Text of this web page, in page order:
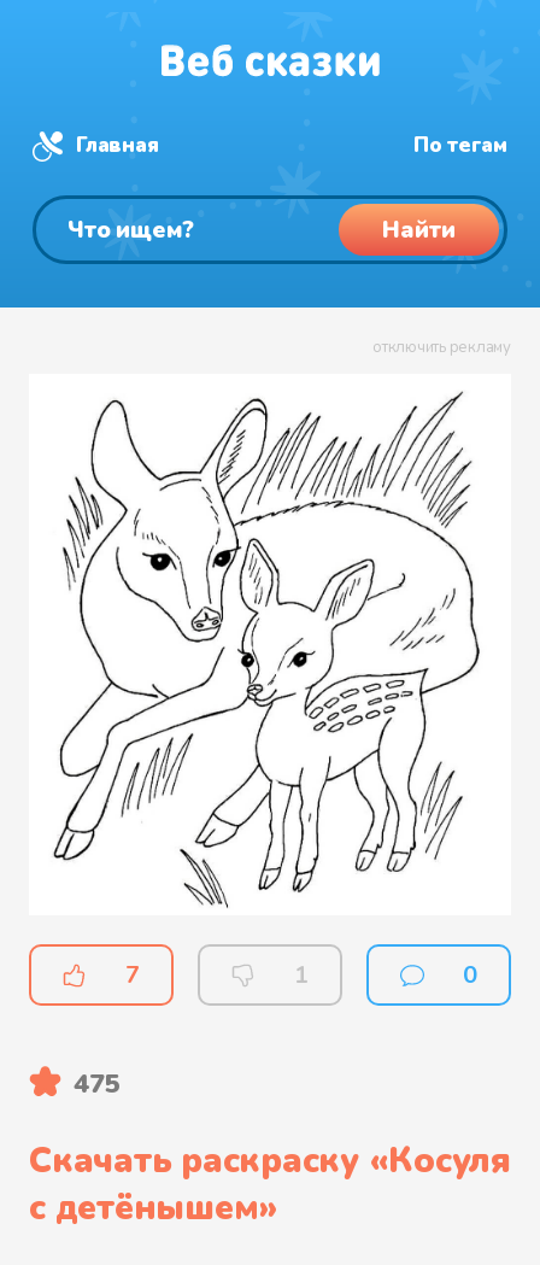
Главная По тегам
Найти
отключить рекламу
7 1 0
475
Скачать раскраску «Косуля
с детёнышем»